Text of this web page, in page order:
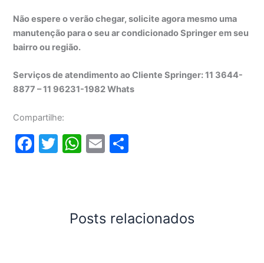
Não espere o verão chegar, solicite agora mesmo uma
manutenção para o seu ar condicionado Springer em seu
bairro ou região.
Serviços de atendimento ao Cliente Springer: 11 3644-
8877 – 11 96231-1982 Whats
Compartilhe:
F
T
W
A
E
Posts relacionados